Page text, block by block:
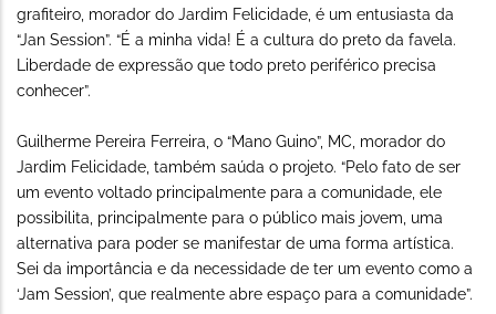
grafiteiro, morador do Jardim Felicidade, é um entusiasta da
“Jan Session”. “É a minha vida! É a cultura do preto da favela.
Liberdade de expressão que todo preto periférico precisa
conhecer”.
Guilherme Pereira Ferreira, o “Mano Guino”, MC, morador do
Jardim Felicidade, também saúda o projeto. “Pelo fato de ser
um evento voltado principalmente para a comunidade, ele
possibilita, principalmente para o público mais jovem, uma
alternativa para poder se manifestar de uma forma artística.
Sei da importância e da necessidade de ter um evento como a
‘Jam Session’, que realmente abre espaço para a comunidade”.